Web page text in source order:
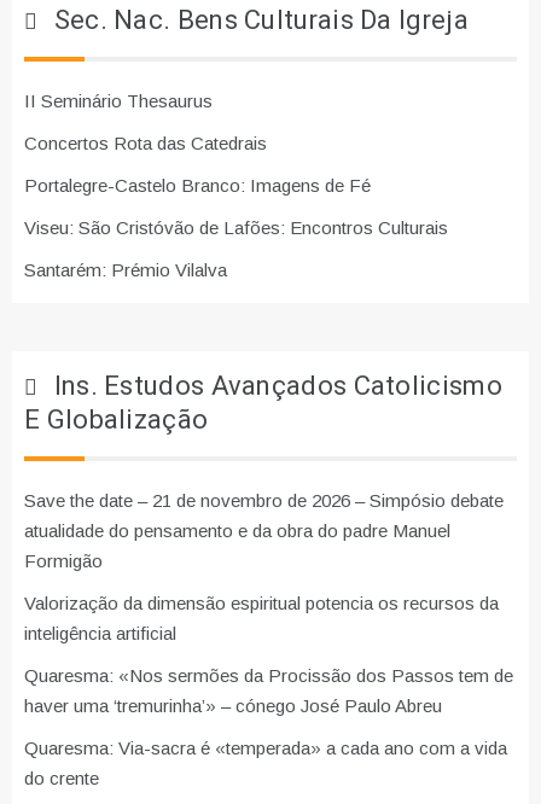
Sec. Nac. Bens Culturais Da Igreja
II Seminário Thesaurus
Concertos Rota das Catedrais
Portalegre-Castelo Branco: Imagens de Fé
Viseu: São Cristóvão de Lafões: Encontros Culturais
Santarém: Prémio Vilalva
Ins. Estudos Avançados Catolicismo
E Globalização
Save the date – 21 de novembro de 2026 – Simpósio debate
atualidade do pensamento e da obra do padre Manuel
Formigão
Valorização da dimensão espiritual potencia os recursos da
inteligência artificial
Quaresma: «Nos sermões da Procissão dos Passos tem de
haver uma ‘tremurinha’» – cónego José Paulo Abreu
Quaresma: Via-sacra é «temperada» a cada ano com a vida
do crente